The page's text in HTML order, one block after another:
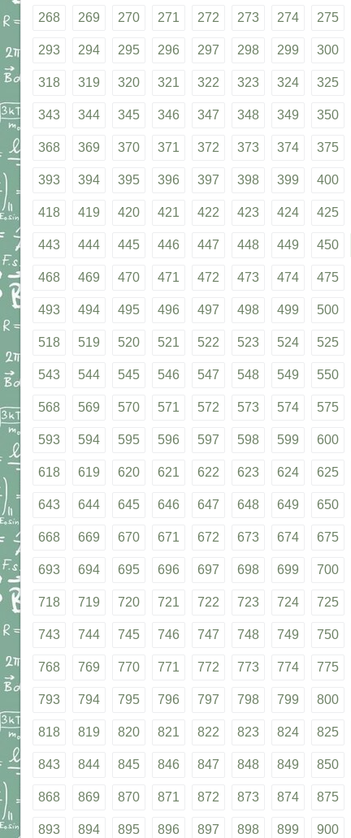
268 269 270 271 272 273 274 275
293 294 295 296 297 298 299 300
318 319 320 321 322 323 324 325
343 344 345 346 347 348 349 350
368 369 370 371 372 373 374 375
393 394 395 396 397 398 399 400
418 419 420 421 422 423 424 425
443 444 445 446 447 448 449 450
468 469 470 471 472 473 474 475
493 494 495 496 497 498 499 500
518 519 520 521 522 523 524 525
543 544 545 546 547 548 549 550
568 569 570 571 572 573 574 575
593 594 595 596 597 598 599 600
618 619 620 621 622 623 624 625
643 644 645 646 647 648 649 650
668 669 670 671 672 673 674 675
693 694 695 696 697 698 699 700
718 719 720 721 722 723 724 725
743 744 745 746 747 748 749 750
768 769 770 771 772 773 774 775
793 794 795 796 797 798 799 800
818 819 820 821 822 823 824 825
843 844 845 846 847 848 849 850
868 869 870 871 872 873 874 875
893 894 895 896 897 898 899 900